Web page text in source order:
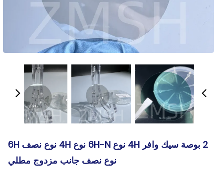
2 بوصة سيك وافر 4H نوع 6H-N نوع 4H نوع نصف 6H
نوع نصف جانب مزدوج مطلي